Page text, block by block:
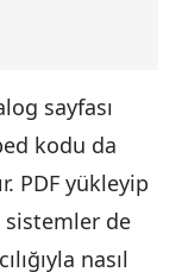
sayfası
kodu da
PDF yükleyip
sistemler de
nasıl